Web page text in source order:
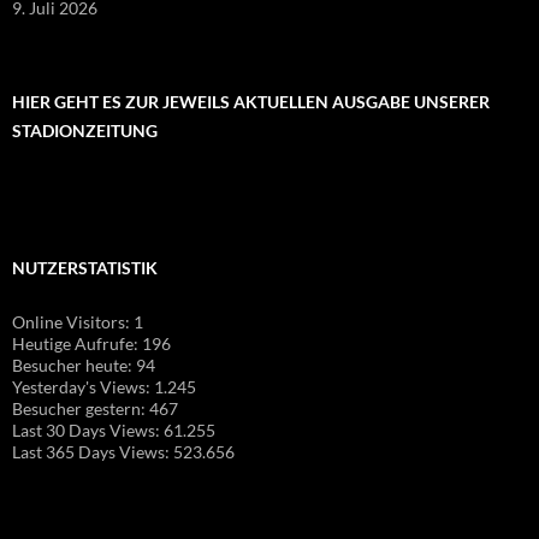
9. Juli 2026
HIER GEHT ES ZUR JEWEILS AKTUELLEN AUSGABE UNSERER
STADIONZEITUNG
NUTZERSTATISTIK
Online Visitors: 1
Heutige Aufrufe: 196
Besucher heute: 94
Yesterday's Views: 1.245
Besucher gestern: 467
Last 30 Days Views: 61.255
Last 365 Days Views: 523.656